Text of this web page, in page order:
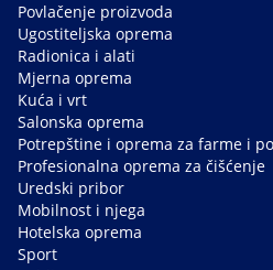
Povlačenje proizvoda
Ugostiteljska oprema
Radionica i alati
Mjerna oprema
Kuća i vrt
Salonska oprema
Potrepštine i oprema za farme i
Profesionalna oprema za čišćenje
Uredski pribor
Mobilnost i njega
Hotelska oprema
Sport